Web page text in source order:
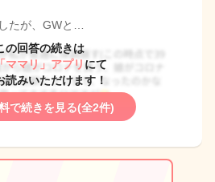
たが、GWと…
の回答の続きは
ママリ」アプリ にて
読みいただけます！
で続きを見る(全2件)